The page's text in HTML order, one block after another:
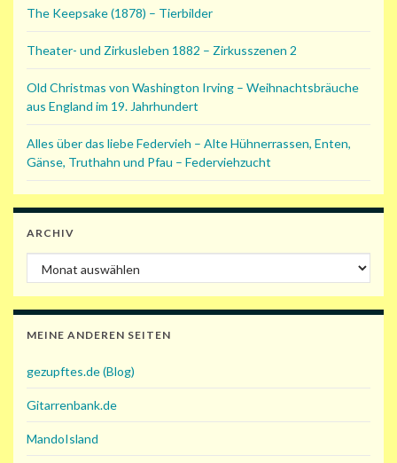
The Keepsake (1878) – Tierbilder
Theater- und Zirkusleben 1882 – Zirkusszenen 2
Old Christmas von Washington Irving – Weihnachtsbräuche
aus England im 19. Jahrhundert
Alles über das liebe Federvieh – Alte Hühnerrassen, Enten,
Gänse, Truthahn und Pfau – Federviehzucht
ARCHIV
Archiv
MEINE ANDEREN SEITEN
gezupftes.de (Blog)
Gitarrenbank.de
MandoIsland